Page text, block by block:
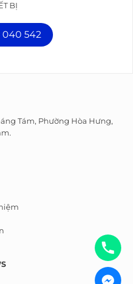
BỊ
040 542
Tám, Phường Hòa Hưng,